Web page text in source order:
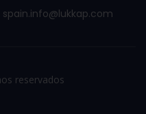
spain.info@lukkap.com
reservados